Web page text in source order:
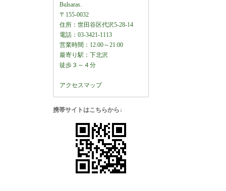
Bulsaras.
〒155-0032
住所：世田谷区代沢5-28-14
電話：03-3421-1113
営業時間：12:00～21:00
最寄り駅：下北沢
徒歩３～４分
アクセスマップ
携帯サイトはこちらから↓